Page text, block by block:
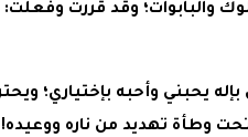
والبابوات؛ وقد قررت
بإله يحبني وأحبه بإختياري؛
وطأة تهديد من ناره ووعيده!